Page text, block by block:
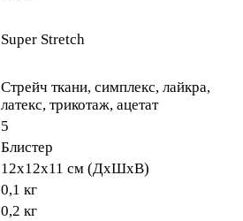
Super Stretch
Стрейч ткани, симплекс, лайкра,
латекс, трикотаж, ацетат
5
Блистер
12х12х11 см (ДхШхВ)
0,1 кг
0,2 кг